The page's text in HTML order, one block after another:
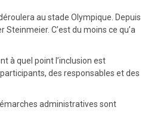
au stade Olympique. Depuis
C’est du moins ce qu’a
à quel point l’inclusion est
des responsables et des
administratives sont